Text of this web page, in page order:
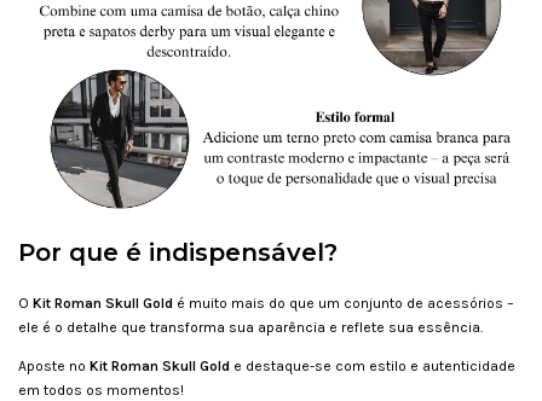
Por que é indispensável?
O Kit Roman Skull Gold é muito mais do que um conjunto de acessórios –
ele é o detalhe que transforma sua aparência e reflete sua essência.
Aposte no Kit Roman Skull Gold e destaque-se com estilo e autenticidade
em todos os momentos!